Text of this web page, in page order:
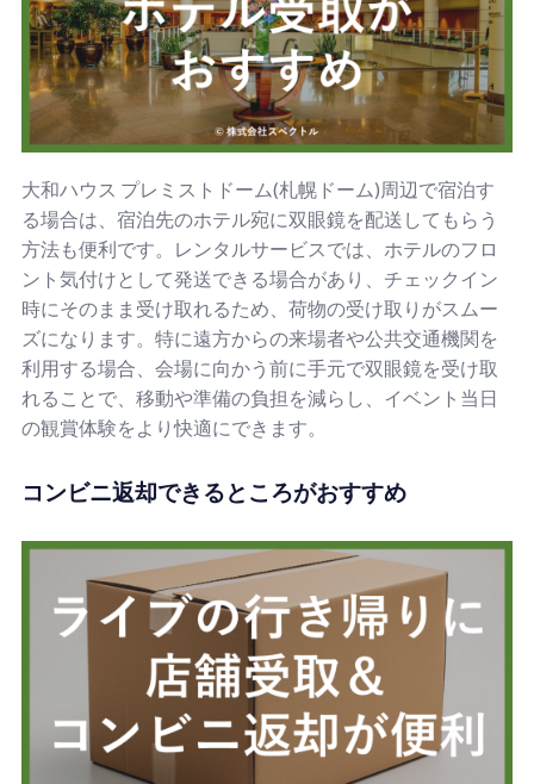
大和ハウス プレミストドーム(札幌ドーム)周辺で宿泊す
る場合は、宿泊先のホテル宛に双眼鏡を配送してもらう
方法も便利です。レンタルサービスでは、ホテルのフロ
ント気付けとして発送できる場合があり、チェックイン
時にそのまま受け取れるため、荷物の受け取りがスムー
ズになります。特に遠方からの来場者や公共交通機関を
利用する場合、会場に向かう前に手元で双眼鏡を受け取
れることで、移動や準備の負担を減らし、イベント当日
の観賞体験をより快適にできます。
コンビニ返却できるところがおすすめ